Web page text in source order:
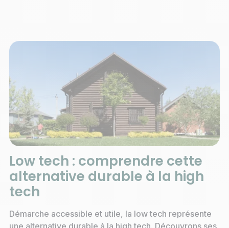
Low tech : comprendre cette
alternative durable à la high
tech
Démarche accessible et utile, la low tech représente